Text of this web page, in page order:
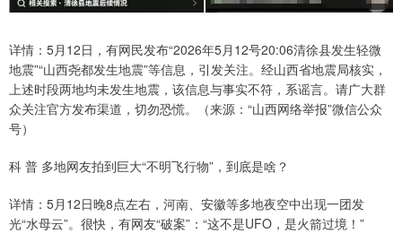
详情：5月12日，有网民发布“2026年5月12号20:06清徐县发生轻微
地震”“山西尧都发生地震”等信息，引发关注。经山西省地震局核实，
上述时段两地均未发生地震，该信息与事实不符，系谣言。请广大群
众关注官方发布渠道，切勿恐慌。（来源：“山西网络举报”微信公众
号）
科 普 多地网友拍到巨大“不明飞行物”，到底是啥？
详情：5月12日晚8点左右，河南、安徽等多地夜空中出现一团发
光“水母云”。很快，有网友“破案”：“这不是UFO，是火箭过境！”